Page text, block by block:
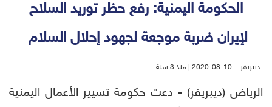
الحكومة اليمنية: رفع حظر توريد السلاح
لإيران ضربة موجعة لجهود إحلال السلام
ديبريفر 2020-08-10 | منذ 3 سنة
الرياض (ديبريفر) - ‏دعت حكومة تسيير الأعمال اليمنية